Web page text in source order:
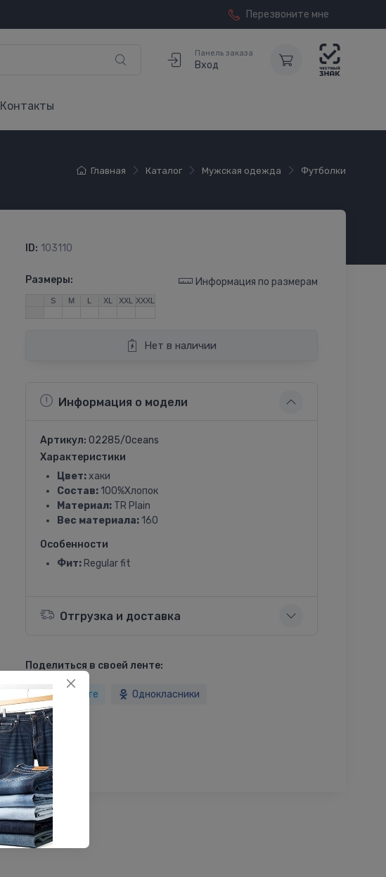
Перезвоните мне
Панель заказа
Вход
Контакты
Главная Каталог Мужская одежда Футболки
ID: 103110
Размеры: Информация по размерам
S M L XL XXL XXXL
Нет в наличии
Информация о модели
Артикул: 02285/Oceans
Характеристики
Цвет:хаки
Состав:100%Хлопок
Материал:TR Plain
Вес материала:160
Особенности
Фит:Regular fit
Отгрузка и доставка
Поделиться в своей ленте:
ВКонтакте Однокласники